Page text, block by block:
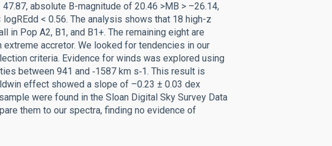
absolute B-magnitude of 20.46 >MB > –26.14,
< 0.56. The analysis shows that 18 high-z
Pop A2, B1, and B1+. The remaining eight are
accretor. We looked for tendencies in our
criteria. Evidence for winds was explored using
between 941 and ‑1587 km s‑1. This result is
effect showed a slope of –0.23 ± 0.03 dex
were found in the Sloan Digital Sky Survey Data
them to our spectra, finding no evidence of